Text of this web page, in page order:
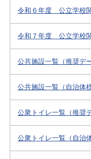
令和６年度 公立学校
令和７年度 公立学校
公共施設一覧（推奨デ
公共施設一覧（自治体
公衆トイレ一覧（推奨
公衆トイレ一覧（自治